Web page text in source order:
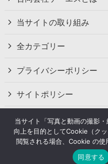
当サイトの取り組み
全カテゴリー
プライバシーポリシー
サイトポリシー
お問い合わせ
©2024
当サイト「写真と動画の撮影
向上を目的としてCookie（ク
閲覧される場合、Cookie の使
同意する